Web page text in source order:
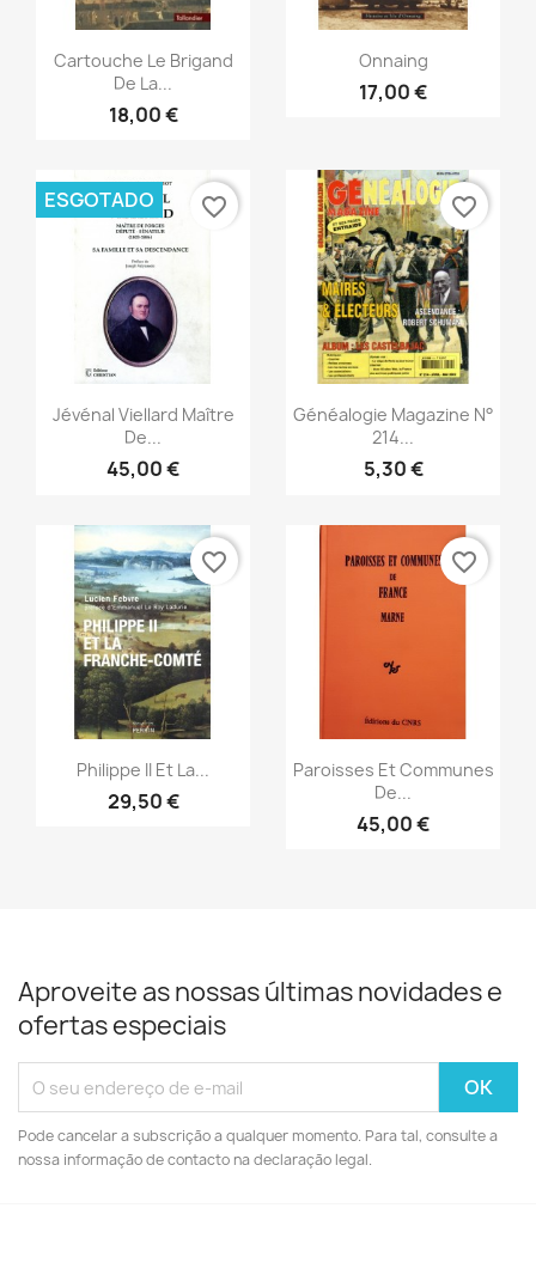
Vista rápida
Cartouche Le Brigand
De La...
18,00 €
Vista rápida
Onnaing
17,00 €
Vista rápida
Jévénal Viellard Maître
De...
45,00 €
ESGOTADO favorite_border
Vista rápida
Généalogie Magazine N°
214...
5,30 €
favorite_border
Vista rápida
Philippe II Et La...
29,50 €
favorite_border
Vista rápida
Paroisses Et Communes
De...
45,00 €
favorite_border
Aproveite as nossas últimas novidades e
ofertas especiais
Pode cancelar a subscrição a qualquer momento. Para tal, consulte a
nossa informação de contacto na declaração legal.